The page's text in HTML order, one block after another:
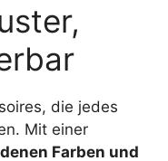
die jedes
Mit einer
Farben und